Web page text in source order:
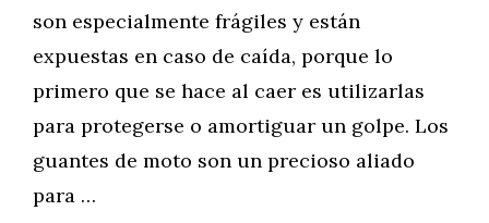
son especialmente frágiles y están
expuestas en caso de caída, porque lo
primero que se hace al caer es utilizarlas
para protegerse o amortiguar un golpe. Los
guantes de moto son un precioso aliado
para …